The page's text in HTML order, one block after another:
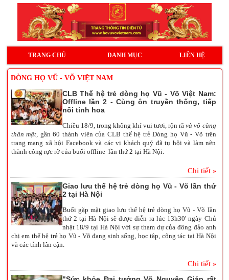
TRANG CHỦ DANH MỤC LIÊN HỆ
DÒNG HỌ VŨ - VÕ VIỆT NAM
CLB Thế hệ trẻ dòng họ Vũ - Võ Việt Nam:
Offline lần 2 - Cùng ôn truyền thống, tiếp
nối tinh hoa
Chiều 18/9, trong không khí vui tươi, rộn rãvà vô cùng
thân mật, gần 60 thành viên của CLB thế hệ trẻ Dòng họ Vũ - Võ trên
trang mạng xã hội Facebook và các vị khách quý đã tụ hội và làm nên
thành công rực rỡ của buổi offline lần thứ 2 tại Hà Nội.
Chi tiết »
Giao lưu thế hệ trẻ dòng họ Vũ - Võ lần thứ
2 tại Hà Nội
Buổi gặp mặt giao lưu thế hệ trẻ dòng họ Vũ - Võ lần
thứ 2 tại Hà Nội sẽ được diễn ra lúc 13h30' ngày Chủ
nhật 18/9 tại Hà Nội với sự tham dự của đông đảo anh
chị em thế hệ trẻ họ Vũ - Võ đang sinh sống, học tập, công tác tại Hà Nội
và các tỉnh lân cận.
Chi tiết »